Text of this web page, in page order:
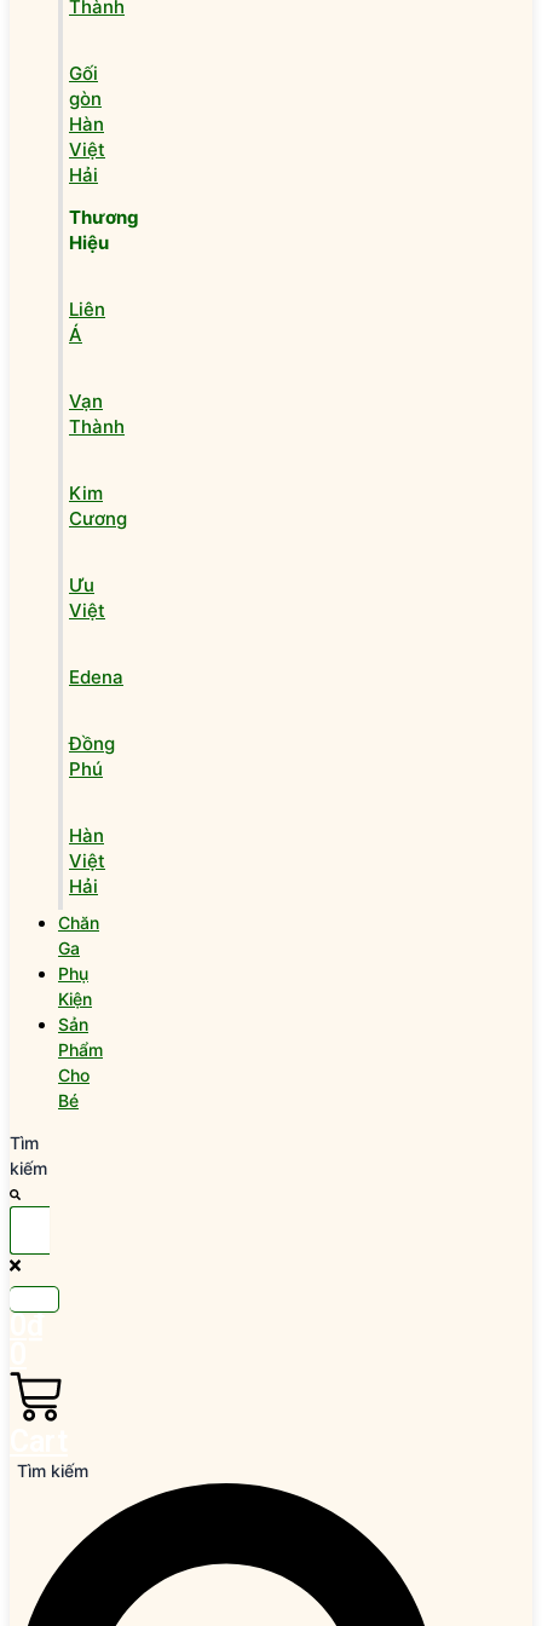
Thành
Gối
gòn
Hàn
Việt
Hải
Thương
Hiệu
Liên
Á
Vạn
Thành
Kim
Cương
Ưu
Việt
Edena
Đồng
Phú
Hàn
Việt
Hải
Chăn
Ga
Phụ
Kiện
Sản
Phẩm
Cho
Bé
Tìm
kiếm
0₫
Tìm kiếm